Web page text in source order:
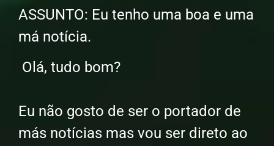
ASSUNTO: Eu tenho uma boa e uma
má notícia.
Olá, tudo bom?
Eu não gosto de ser o portador de
más notícias mas vou ser direto ao